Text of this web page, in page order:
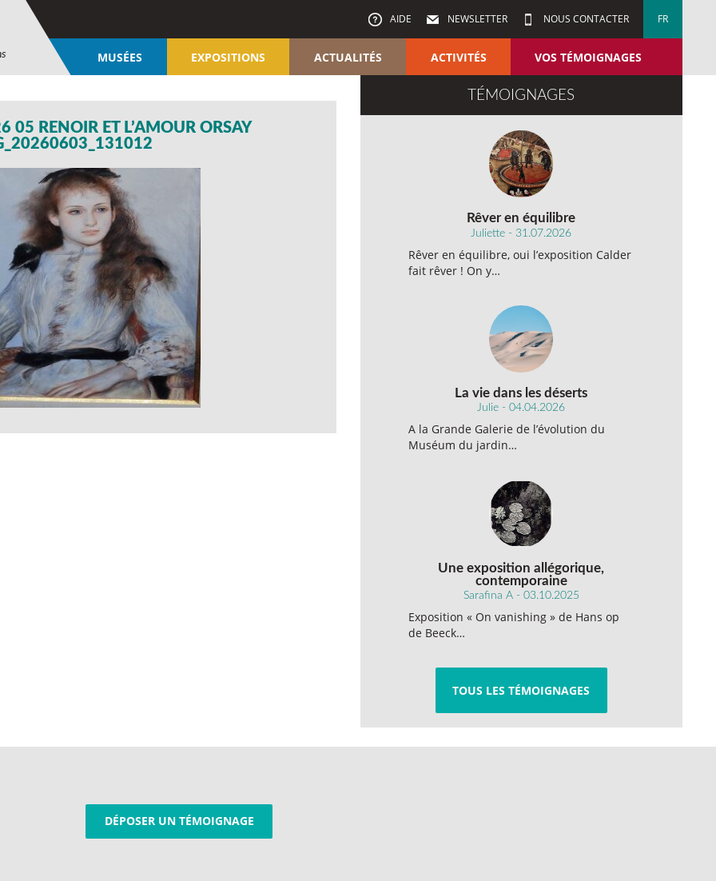
AIDE NEWSLETTER NOUS CONTACTER FR
MUSÉES EXPOSITIONS ACTUALITÉS ACTIVITÉS VOS TÉMOIGNAGES
05 RENOIR ET L’AMOUR ORSAY
TÉMOIGNAGES
Rêver en équilibre
Juliette - 31.07.2026
Rêver en équilibre, oui l’exposition Calder
fait rêver ! On y…
La vie dans les déserts
Julie - 04.04.2026
A la Grande Galerie de l’évolution du
Muséum du jardin…
Une exposition allégorique,
contemporaine
Sarafina A - 03.10.2025
Exposition « On vanishing » de Hans op
de Beeck…
TOUS LES TÉMOIGNAGES
DÉPOSER UN TÉMOIGNAGE